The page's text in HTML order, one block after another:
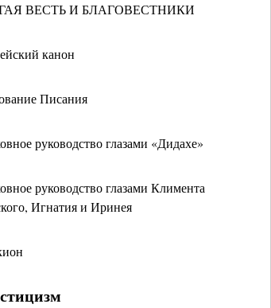
ВЕСТЬ И БЛАГОВЕСТНИКИ
канон
Писания
руководство глазами «Дидахе»
руководство глазами Климента
Игнатия и Иринея